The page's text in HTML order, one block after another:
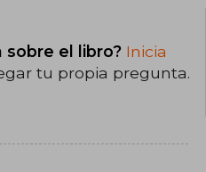
sobre el libro? Inicia
tu propia pregunta.